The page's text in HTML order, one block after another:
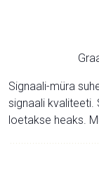
Signaali-müra
signaali kvaliteeti.
loetakse heaks.